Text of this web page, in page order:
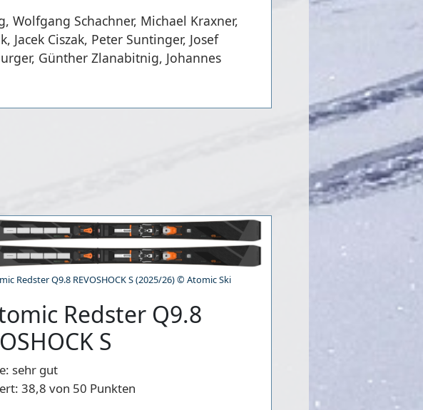
Wolfgang Schachner, Michael Kraxner,
Jacek Ciszak, Peter Suntinger, Josef
Günther Zlanabitnig, Johannes
Redster Q9.8 REVOSHOCK S (2025/26) © Atomic Ski
Redster Q9.8
S
sehr gut
38,8 von 50 Punkten